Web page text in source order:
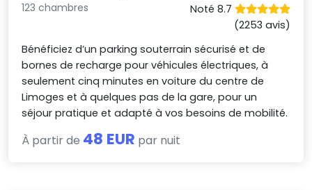
123 chambres
Noté 8.7
(2253 avis)
Bénéficiez d’un parking souterrain sécurisé et de
bornes de recharge pour véhicules électriques, à
seulement cinq minutes en voiture du centre de
Limoges et à quelques pas de la gare, pour un
séjour pratique et adapté à vos besoins de mobilité.
À partir de 48 EUR par nuit